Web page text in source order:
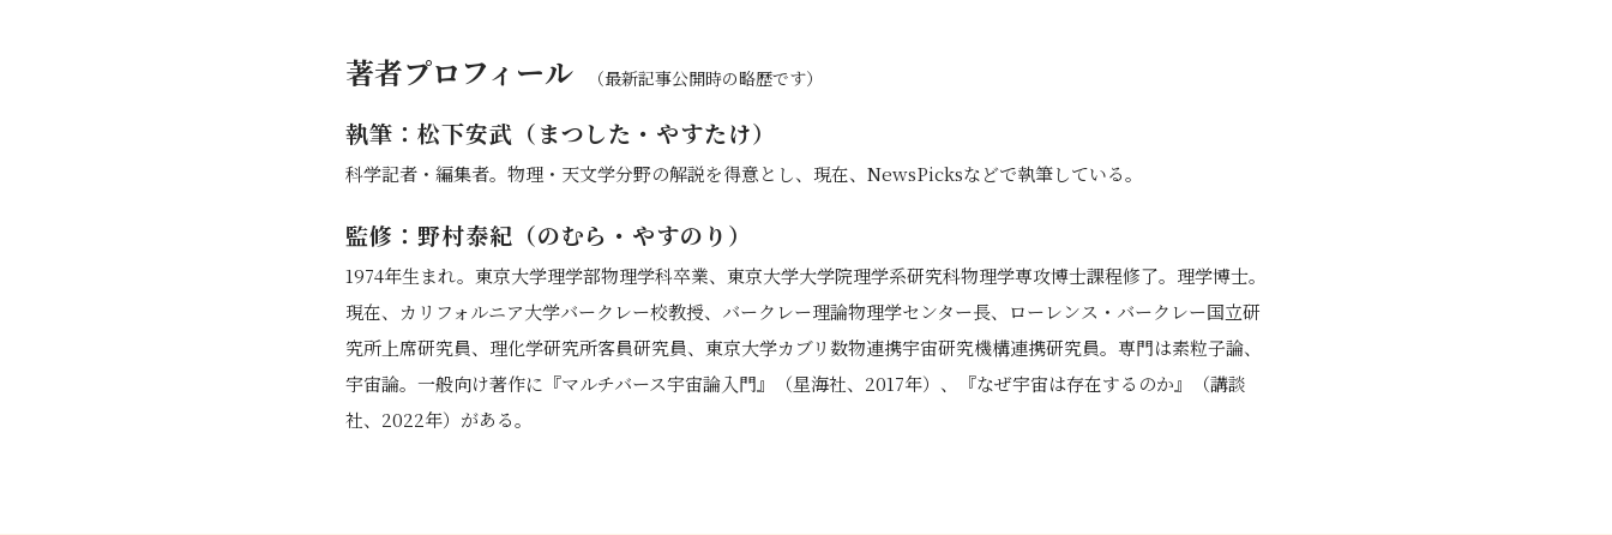
著者プロフィール （最新記事公開時の略歴です）
執筆：松下安武（まつした・やすたけ）
科学記者・編集者。物理・天文学分野の解説を得意とし、現在、NewsPicksなどで執筆している。
監修：野村泰紀（のむら・やすのり）
1974年生まれ。東京大学理学部物理学科卒業、東京大学大学院理学系研究科物理学専攻博士課程修了。理学博士。
現在、カリフォルニア大学バークレー校教授、バークレー理論物理学センター長、ローレンス・バークレー国立研
究所上席研究員、理化学研究所客員研究員、東京大学カブリ数物連携宇宙研究機構連携研究員。専門は素粒子論、
宇宙論。一般向け著作に『マルチバース宇宙論入門』（星海社、2017年）、『なぜ宇宙は存在するのか』（講談
社、2022年）がある。